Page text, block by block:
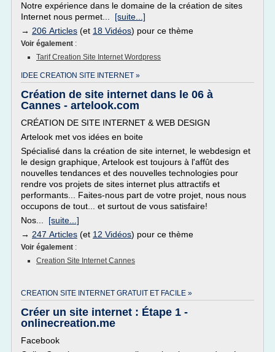
Notre expérience dans le domaine de la création de sites
Internet nous permet... [suite...]
→ 206 Articles (et 18 Vidéos) pour ce thème
Voir également :
Tarif Creation Site Internet Wordpress
IDEE CREATION SITE INTERNET »
Création de site internet dans le 06 à
Cannes - artelook.com
CRÉATION DE SITE INTERNET & WEB DESIGN
Artelook met vos idées en boite
Spécialisé dans la création de site internet, le webdesign et
le design graphique, Artelook est toujours à l'affût des
nouvelles tendances et des nouvelles technologies pour
rendre vos projets de sites internet plus attractifs et
performants... Faites-nous part de votre projet, nous nous
occupons de tout... et surtout de vous satisfaire!
Nos... [suite...]
→ 247 Articles (et 12 Vidéos) pour ce thème
Voir également :
Creation Site Internet Cannes
CREATION SITE INTERNET GRATUIT ET FACILE »
Créer un site internet : Étape 1 -
onlinecreation.me
Facebook